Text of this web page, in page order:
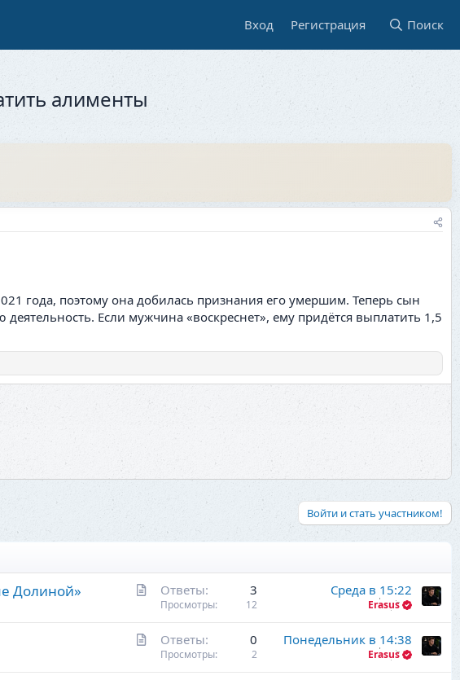
Вход Регистрация Поиск
алименты
года, поэтому она добилась признания его умершим. Теперь сын
Если мужчина «воскреснет», ему придётся выплатить 1,5
Войти и стать участником!
Долиной» Ответы 3
Просмотры 12
Среда в 15:22
Erasus
Ответы 0
Просмотры 2
Понедельник в 14:38
Erasus